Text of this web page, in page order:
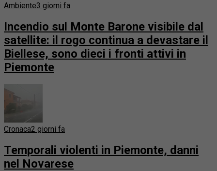
Ambiente3 giorni fa
Incendio sul Monte Barone visibile dal
satellite: il rogo continua a devastare il
Biellese, sono dieci i fronti attivi in
Piemonte
Cronaca2 giorni fa
Temporali violenti in Piemonte, danni
nel Novarese